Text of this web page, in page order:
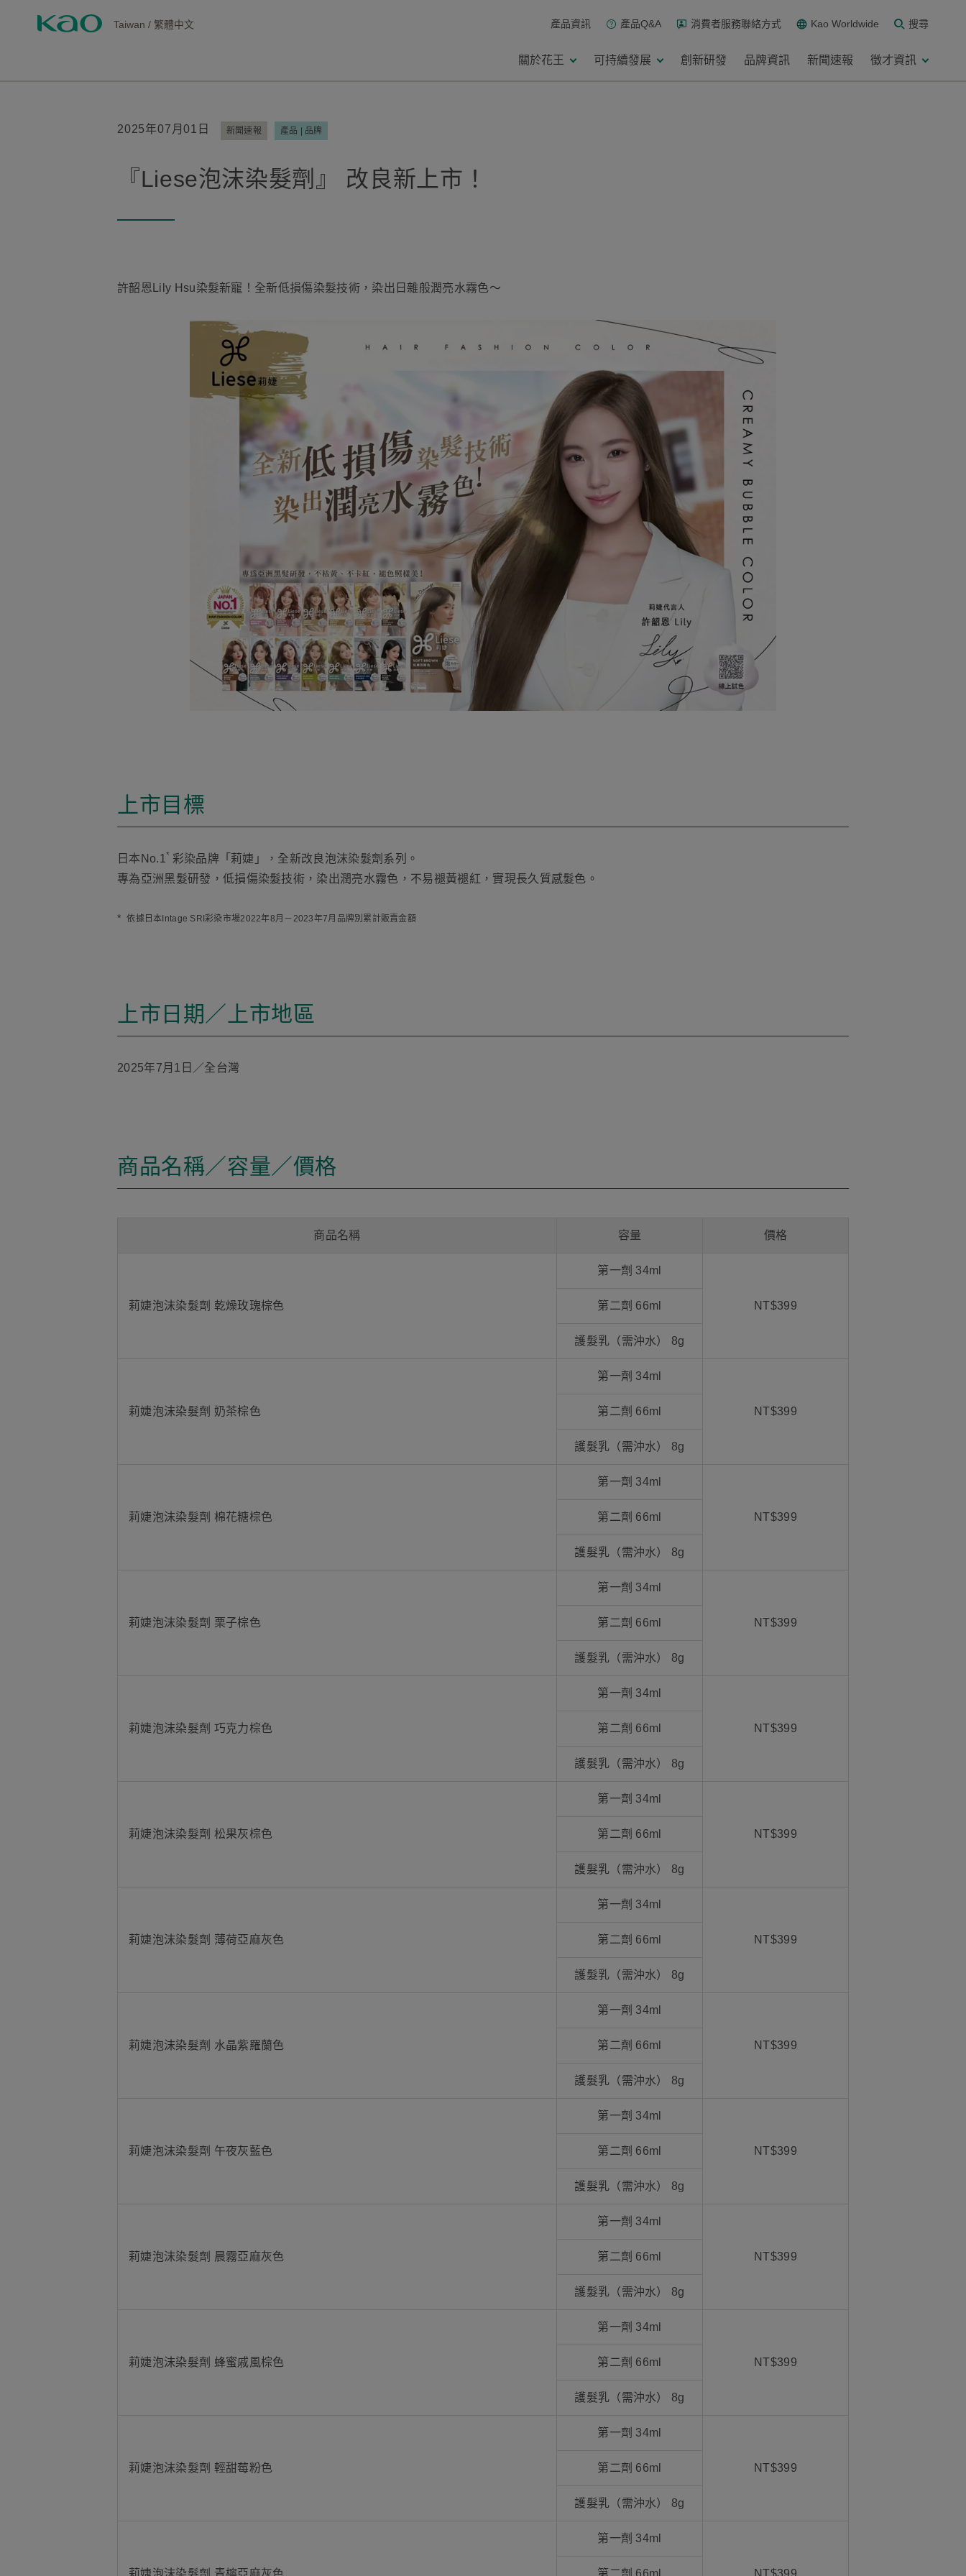
Taiwan / 繁體中文 產品資訊 產品Q&A 消費者服務聯絡方式 Kao Worldwide 搜尋
關於花王 可持續發展 創新研發 品牌資訊 新聞速報 徵才資訊
2025年07月01日 新聞速報 產品 | 品牌
『Liese泡沫染髮劑』 改良新上市！
許韶恩Lily Hsu染髮新寵！全新低損傷染髮技術，染出日雜般潤亮水霧色～
上市目標
日本No.1 * 彩染品牌「莉婕」，全新改良泡沫染髮劑系列。
專為亞洲黑髮研發，低損傷染髮技術，染出潤亮水霧色，不易褪黃褪紅，實現長久質感髮色。
* 依據日本Intage SRI彩染市場2022年8月－2023年7月品牌別累計販賣金額
上市日期／上市地區
2025年7月1日／全台灣
商品名稱／容量／價格
商品名稱 容量 價格
莉婕泡沫染髮劑 乾燥玫瑰棕色
第一劑 34ml
NT$399
第二劑 66ml
護髮乳（需沖水） 8g
莉婕泡沫染髮劑 奶茶棕色
第一劑 34ml
NT$399
第二劑 66ml
護髮乳（需沖水） 8g
莉婕泡沫染髮劑 棉花糖棕色
第一劑 34ml
NT$399
第二劑 66ml
護髮乳（需沖水） 8g
莉婕泡沫染髮劑 栗子棕色
第一劑 34ml
NT$399
第二劑 66ml
護髮乳（需沖水） 8g
莉婕泡沫染髮劑 巧克力棕色
第一劑 34ml
NT$399
第二劑 66ml
護髮乳（需沖水） 8g
莉婕泡沫染髮劑 松果灰棕色
第一劑 34ml
NT$399
第二劑 66ml
護髮乳（需沖水） 8g
莉婕泡沫染髮劑 薄荷亞麻灰色
第一劑 34ml
NT$399
第二劑 66ml
護髮乳（需沖水） 8g
莉婕泡沫染髮劑 水晶紫羅蘭色
第一劑 34ml
NT$399
第二劑 66ml
護髮乳（需沖水） 8g
莉婕泡沫染髮劑 午夜灰藍色
第一劑 34ml
NT$399
第二劑 66ml
護髮乳（需沖水） 8g
莉婕泡沫染髮劑 晨霧亞麻灰色
第一劑 34ml
NT$399
第二劑 66ml
護髮乳（需沖水） 8g
莉婕泡沫染髮劑 蜂蜜戚風棕色
第一劑 34ml
NT$399
第二劑 66ml
護髮乳（需沖水） 8g
莉婕泡沫染髮劑 輕甜莓粉色
第一劑 34ml
NT$399
第二劑 66ml
護髮乳（需沖水） 8g
莉婕泡沫染髮劑 青檸亞麻灰色
第一劑 34ml
NT$399
第二劑 66ml